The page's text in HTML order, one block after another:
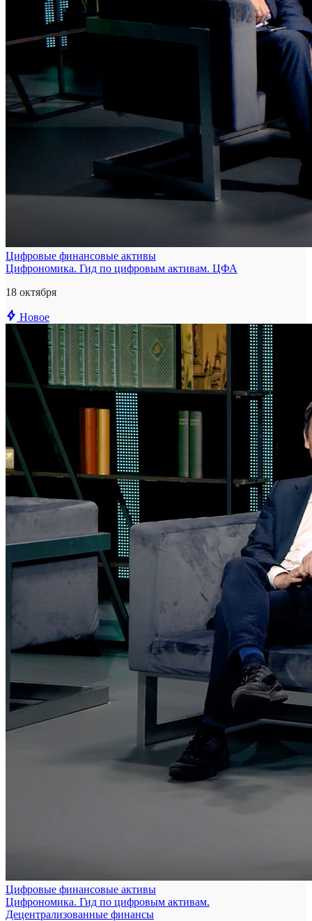
Цифровые финансовые активы
Цифрономика. Гид по цифровым активам. ЦФА
18 октября
Новое
Цифровые финансовые активы
Цифрономика. Гид по цифровым активам.
Децентрализованные финансы